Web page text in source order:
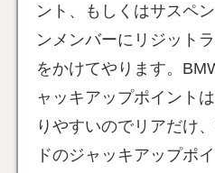
ント、もしくはサスペ
ンメンバーにリジット
をかけてやります。
ャッキアップポイント
りやすいのでリアだけ
ドのジャッキアップポ